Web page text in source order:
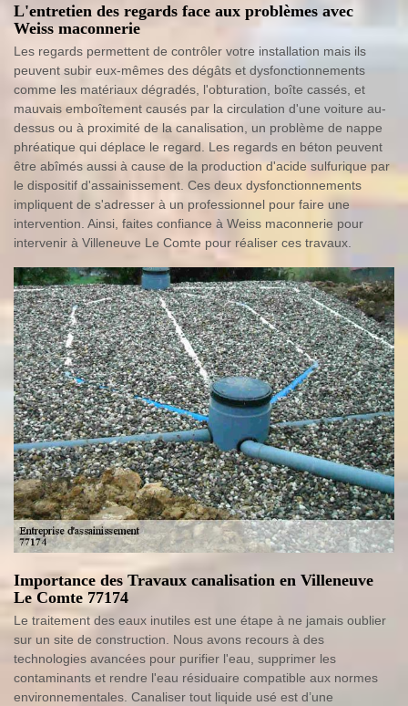
L'entretien des regards face aux problèmes avec
Weiss maconnerie
Les regards permettent de contrôler votre installation mais ils
peuvent subir eux-mêmes des dégâts et dysfonctionnements
comme les matériaux dégradés, l'obturation, boîte cassés, et
mauvais emboîtement causés par la circulation d'une voiture au-
dessus ou à proximité de la canalisation, un problème de nappe
phréatique qui déplace le regard. Les regards en béton peuvent
être abîmés aussi à cause de la production d'acide sulfurique par
le dispositif d'assainissement. Ces deux dysfonctionnements
impliquent de s'adresser à un professionnel pour faire une
intervention. Ainsi, faites confiance à Weiss maconnerie pour
intervenir à Villeneuve Le Comte pour réaliser ces travaux.
Importance des Travaux canalisation en Villeneuve
Le Comte 77174
Le traitement des eaux inutiles est une étape à ne jamais oublier
sur un site de construction. Nous avons recours à des
technologies avancées pour purifier l'eau, supprimer les
contaminants et rendre l'eau résiduaire compatible aux normes
environnementales. Canaliser tout liquide usé est d’une